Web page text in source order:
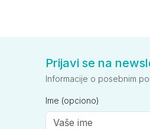
Prijavi se na
Informacije o posebnim
Ime (opciono)